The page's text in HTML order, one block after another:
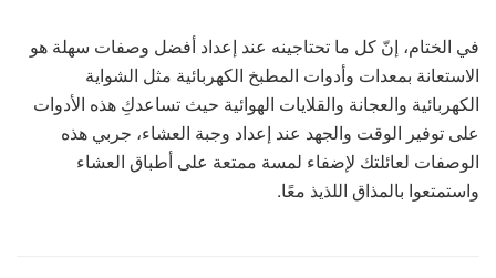
في الختام، إنّ كل ما تحتاجينه عند إعداد أفضل وصفات سهلة هو
الاستعانة بمعدات وأدوات المطبخ الكهربائية مثل الشواية
الكهربائية والعجانة والقلايات الهوائية حيث تساعدكِ هذه الأدوات
على توفير الوقت والجهد عند إعداد وجبة العشاء، جربي هذه
الوصفات لعائلتك لإضفاء لمسة ممتعة على أطباق العشاء
واستمتعوا بالمذاق اللذيذ معًا.